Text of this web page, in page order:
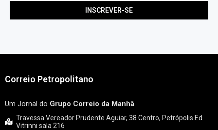
Correio Petropolitano
Um Jornal do Grupo Correio da Manhã.
Travessa Vereador Prudente Aguiar, 38 Centro, Petrópolis Ed.
Vitrinni sala 216